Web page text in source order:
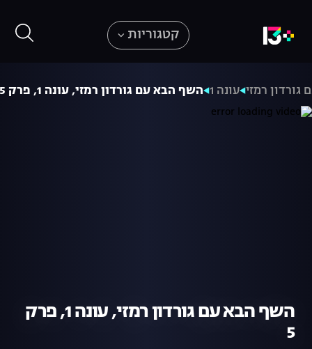
קטגוריות
רמזי עונה 1 השף הבא עם גורדון רמזי, עונה 1, פרק 5
השף הבא עם גורדון רמזי, עונה 1, פרק
5